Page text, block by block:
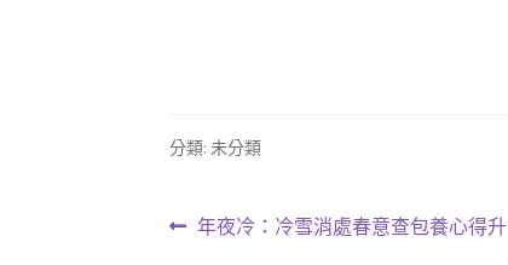
分類: 未分類
文上
年夜冷：冷雪消處春意查包養心得升